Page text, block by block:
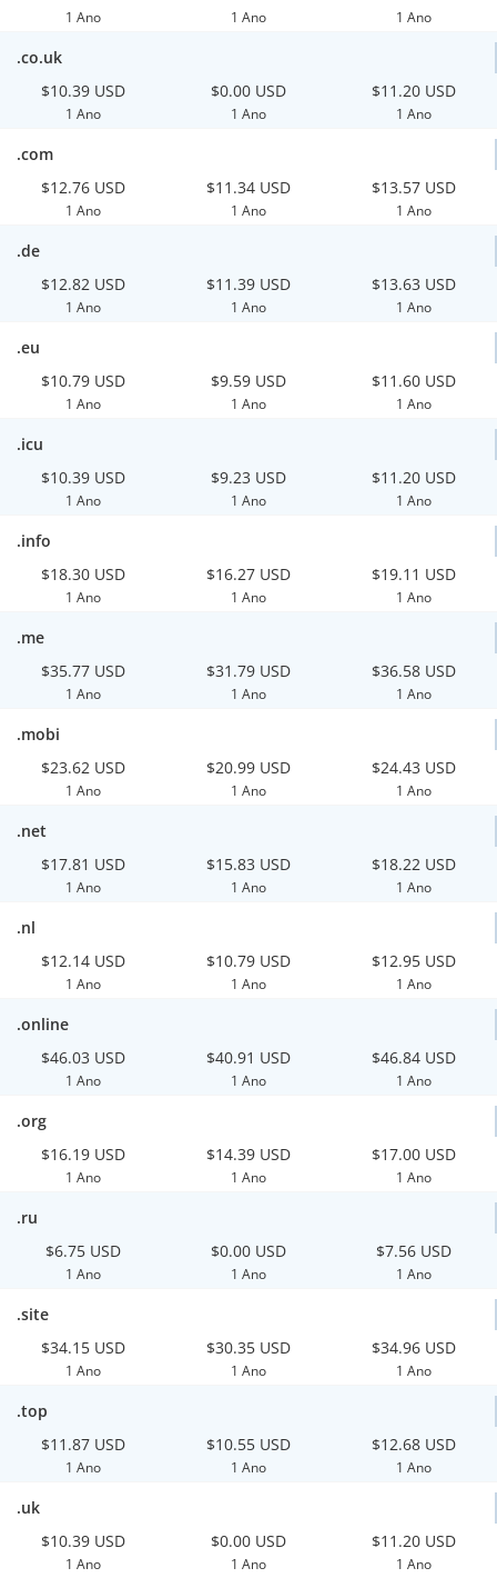
1 Ano 1 Ano 1 Ano
.co.uk
$10.39 USD
1 Ano
$0.00 USD
1 Ano
$11.20 USD
1 Ano
.com
$12.76 USD
1 Ano
$11.34 USD
1 Ano
$13.57 USD
1 Ano
.de
$12.82 USD
1 Ano
$11.39 USD
1 Ano
$13.63 USD
1 Ano
.eu
$10.79 USD
1 Ano
$9.59 USD
1 Ano
$11.60 USD
1 Ano
.icu
$10.39 USD
1 Ano
$9.23 USD
1 Ano
$11.20 USD
1 Ano
.info
$18.30 USD
1 Ano
$16.27 USD
1 Ano
$19.11 USD
1 Ano
.me
$35.77 USD
1 Ano
$31.79 USD
1 Ano
$36.58 USD
1 Ano
.mobi
$23.62 USD
1 Ano
$20.99 USD
1 Ano
$24.43 USD
1 Ano
.net
$17.81 USD
1 Ano
$15.83 USD
1 Ano
$18.22 USD
1 Ano
.nl
$12.14 USD
1 Ano
$10.79 USD
1 Ano
$12.95 USD
1 Ano
.online
$46.03 USD
1 Ano
$40.91 USD
1 Ano
$46.84 USD
1 Ano
.org
$16.19 USD
1 Ano
$14.39 USD
1 Ano
$17.00 USD
1 Ano
.ru
$6.75 USD
1 Ano
$0.00 USD
1 Ano
$7.56 USD
1 Ano
.site
$34.15 USD
1 Ano
$30.35 USD
1 Ano
$34.96 USD
1 Ano
.top
$11.87 USD
1 Ano
$10.55 USD
1 Ano
$12.68 USD
1 Ano
.uk
$10.39 USD
1 Ano
$0.00 USD
1 Ano
$11.20 USD
1 Ano